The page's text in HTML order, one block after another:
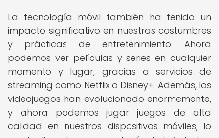
La tecnología móvil también ha tenido un
impacto significativo en nuestras costumbres
y prácticas de entretenimiento. Ahora
podemos ver películas y series en cualquier
momento y lugar, gracias a servicios de
streaming como Netflix o Disney+. Además, los
videojuegos han evolucionado enormemente,
y ahora podemos jugar juegos de alta
calidad en nuestros dispositivos móviles, lo